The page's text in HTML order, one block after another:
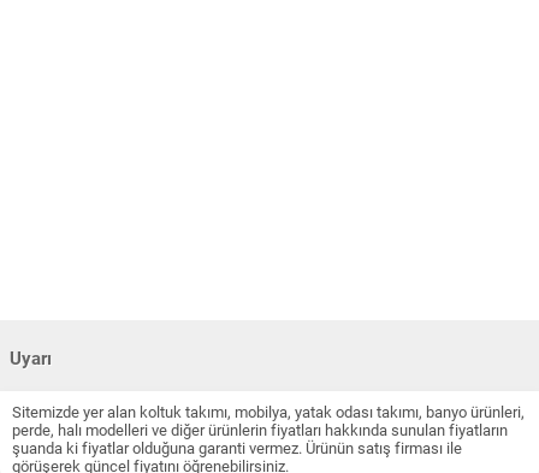
Uyarı
Sitemizde yer alan koltuk takımı, mobilya, yatak odası takımı, banyo ürünleri,
perde, halı modelleri ve diğer ürünlerin fiyatları hakkında sunulan fiyatların
şuanda ki fiyatlar olduğuna garanti vermez. Ürünün satış firması ile
görüşerek güncel fiyatını öğrenebilirsiniz.